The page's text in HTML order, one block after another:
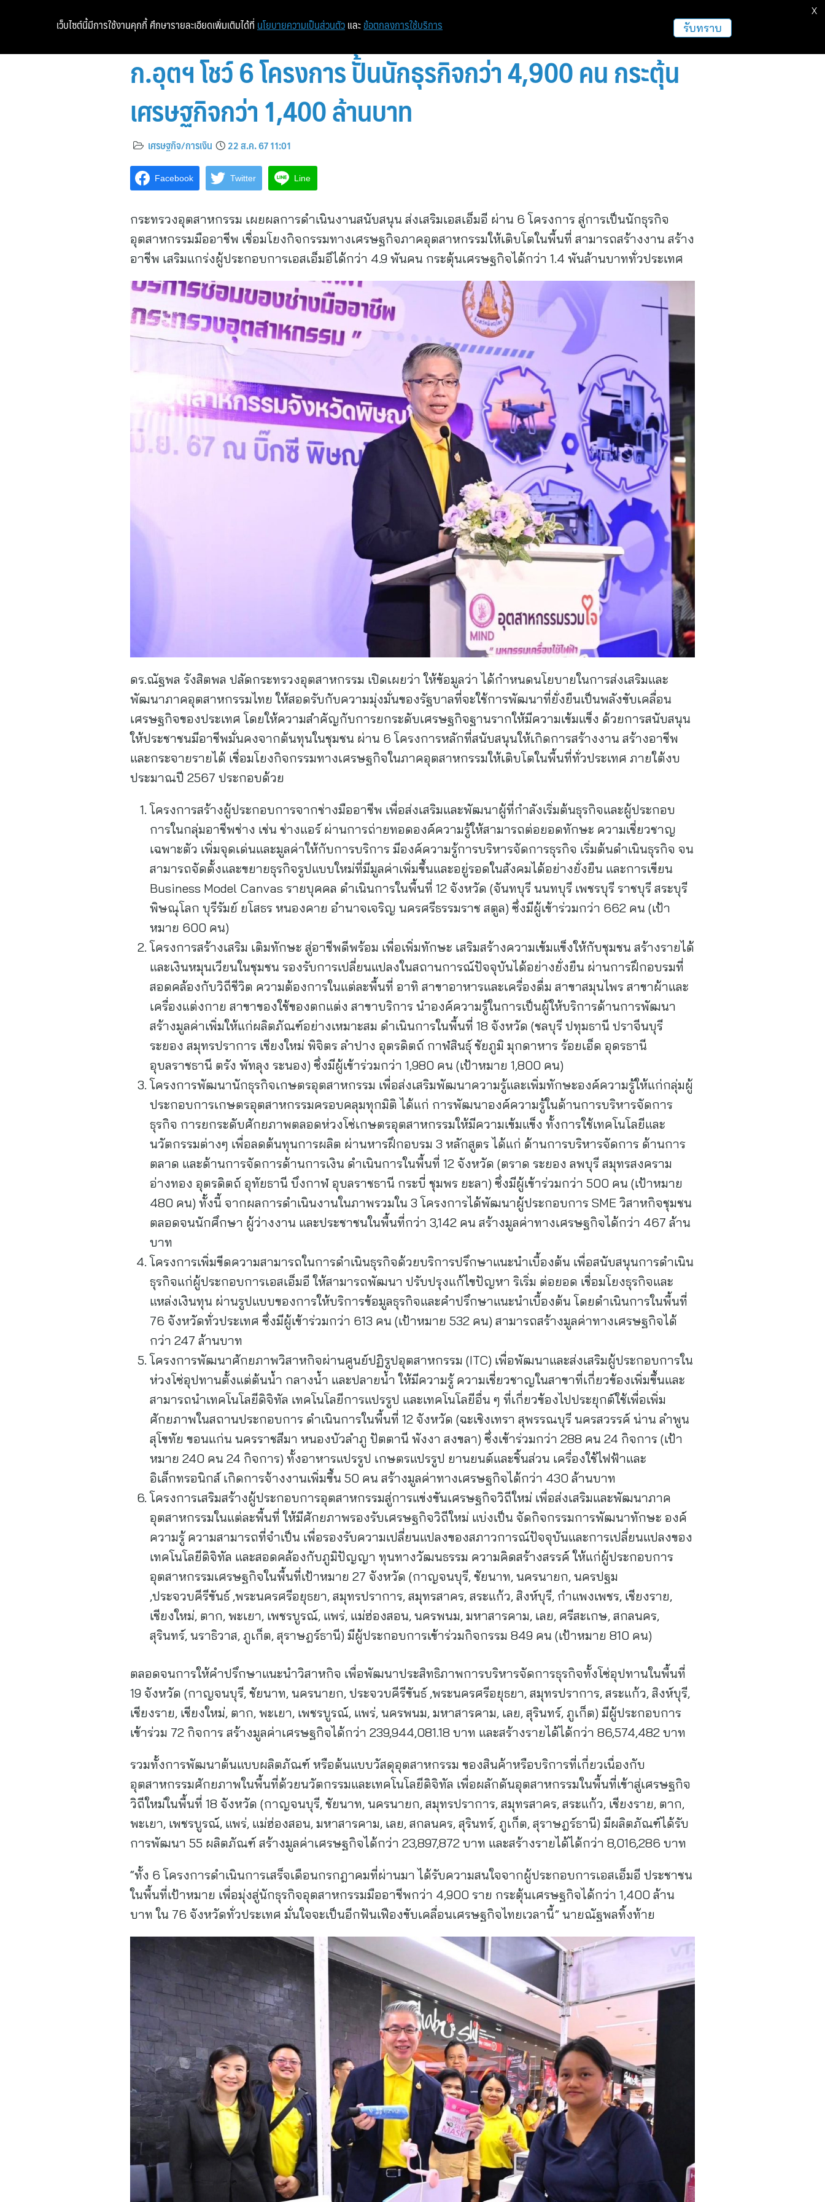
ก.อุตฯ โชว์ 6 โครงการ ปั้นนักธุรกิจกว่า 4,900 คน กระตุ้น
เศรษฐกิจกว่า 1,400 ล้านบาท
เศรษฐกิจ/การเงิน 22 ส.ค. 67 11:01
Facebook Twitter Line
กระทรวงอุตสาหกรรม เผยผลการดำเนินงานสนับสนุน ส่งเสริมเอสเอ็มอี ผ่าน 6 โครงการ สู่การเป็นนักธุรกิจ
อุตสาหกรรมมืออาชีพ เชื่อมโยงกิจกรรมทางเศรษฐกิจภาคอุตสาหกรรมให้เติบโตในพื้นที่ สามารถสร้างงาน สร้าง
อาชีพ เสริมแกร่งผู้ประกอบการเอสเอ็มอีได้กว่า 4.9 พันคน กระตุ้นเศรษฐกิจได้กว่า 1.4 พันล้านบาททั่วประเทศ
ดร.ณัฐพล รังสิตพล ปลัดกระทรวงอุตสาหกรรม เปิดเผยว่า ให้ข้อมูลว่า ได้กำหนดนโยบายในการส่งเสริมและ
พัฒนาภาคอุตสาหกรรมไทย ให้สอดรับกับความมุ่งมั่นของรัฐบาลที่จะใช้การพัฒนาที่ยั่งยืนเป็นพลังขับเคลื่อน
เศรษฐกิจของประเทศ โดยให้ความสำคัญกับการยกระดับเศรษฐกิจฐานรากให้มีความเข้มแข็ง ด้วยการสนับสนุน
ให้ประชาชนมีอาชีพมั่นคงจากต้นทุนในชุมชน ผ่าน 6 โครงการหลักที่สนับสนุนให้เกิดการสร้างงาน สร้างอาชีพ
และกระจายรายได้ เชื่อมโยงกิจกรรมทางเศรษฐกิจในภาคอุตสาหกรรมให้เติบโตในพื้นที่ทั่วประเทศ ภายใต้งบ
ประมาณปี 2567 ประกอบด้วย
โครงการสร้างผู้ประกอบการจากช่างมืออาชีพ เพื่อส่งเสริมและพัฒนาผู้ที่กำลังเริ่มต้นธุรกิจและผู้ประกอบ
การในกลุ่มอาชีพช่าง เช่น ช่างแอร์ ผ่านการถ่ายทอดองค์ความรู้ให้สามารถต่อยอดทักษะ ความเชี่ยวชาญ
เฉพาะตัว เพิ่มจุดเด่นและมูลค่าให้กับการบริการ มีองค์ความรู้การบริหารจัดการธุรกิจ เริ่มต้นดำเนินธุรกิจ จน
สามารถจัดตั้งและขยายธุรกิจรูปแบบใหม่ที่มีมูลค่าเพิ่มขึ้นและอยู่รอดในสังคมได้อย่างยั่งยืน และการเขียน
Business Model Canvas รายบุคคล ดำเนินการในพื้นที่ 12 จังหวัด (จันทบุรี นนทบุรี เพชรบุรี ราชบุรี สระบุรี
พิษณุโลก บุรีรัมย์ ยโสธร หนองคาย อำนาจเจริญ นครศรีธรรมราช สตูล) ซึ่งมีผู้เข้าร่วมกว่า 662 คน (เป้า
หมาย 600 คน)
โครงการสร้างเสริม เติมทักษะ สู่อาชีพดีพร้อม เพื่อเพิ่มทักษะ เสริมสร้างความเข้มแข็งให้กับชุมชน สร้างรายได้
และเงินหมุนเวียนในชุมชน รองรับการเปลี่ยนแปลงในสถานการณ์ปัจจุบันได้อย่างยั่งยืน ผ่านการฝึกอบรมที่
สอดคล้องกับวิถีชีวิต ความต้องการในแต่ละพื้นที่ อาทิ สาขาอาหารและเครื่องดื่ม สาขาสมุนไพร สาขาผ้าและ
เครื่องแต่งกาย สาขาของใช้ของตกแต่ง สาขาบริการ นำองค์ความรู้ในการเป็นผู้ให้บริการด้านการพัฒนา
สร้างมูลค่าเพิ่มให้แก่ผลิตภัณฑ์อย่างเหมาะสม ดำเนินการในพื้นที่ 18 จังหวัด (ชลบุรี ปทุมธานี ปราจีนบุรี
ระยอง สมุทรปราการ เชียงใหม่ พิจิตร ลำปาง อุตรดิตถ์ กาฬสินธุ์ ชัยภูมิ มุกดาหาร ร้อยเอ็ด อุดรธานี
อุบลราชธานี ตรัง พัทลุง ระนอง) ซึ่งมีผู้เข้าร่วมกว่า 1,980 คน (เป้าหมาย 1,800 คน)
โครงการพัฒนานักธุรกิจเกษตรอุตสาหกรรม เพื่อส่งเสริมพัฒนาความรู้และเพิ่มทักษะองค์ความรู้ให้แก่กลุ่มผู้
ประกอบการเกษตรอุตสาหกรรมครอบคลุมทุกมิติ ได้แก่ การพัฒนาองค์ความรู้ในด้านการบริหารจัดการ
ธุรกิจ การยกระดับศักยภาพตลอดห่วงโซ่เกษตรอุตสาหกรรมให้มีความเข้มแข็ง ทั้งการใช้เทคโนโลยีและ
นวัตกรรมต่างๆ เพื่อลดต้นทุนการผลิต ผ่านหารฝึกอบรม 3 หลักสูตร ได้แก่ ด้านการบริหารจัดการ ด้านการ
ตลาด และด้านการจัดการด้านการเงิน ดำเนินการในพื้นที่ 12 จังหวัด (ตราด ระยอง ลพบุรี สมุทรสงคราม
อ่างทอง อุตรดิตถ์ อุทัยธานี บึงกาฬ อุบลราชธานี กระบี่ ชุมพร ยะลา) ซึ่งมีผู้เข้าร่วมกว่า 500 คน (เป้าหมาย
480 คน) ทั้งนี้ จากผลการดำเนินงานในภาพรวมใน 3 โครงการได้พัฒนาผู้ประกอบการ SME วิสาหกิจชุมชน
ตลอดจนนักศึกษา ผู้ว่างงาน และประชาชนในพื้นที่กว่า 3,142 คน สร้างมูลค่าทางเศรษฐกิจได้กว่า 467 ล้าน
บาท
โครงการเพิ่มขีดความสามารถในการดำเนินธุรกิจด้วยบริการปรึกษาแนะนำเบื้องต้น เพื่อสนับสนุนการดำเนิน
ธุรกิจแก่ผู้ประกอบการเอสเอ็มอี ให้สามารถพัฒนา ปรับปรุงแก้ไขปัญหา ริเริ่ม ต่อยอด เชื่อมโยงธุรกิจและ
แหล่งเงินทุน ผ่านรูปแบบของการให้บริการข้อมูลธุรกิจและคำปรึกษาแนะนำเบื้องต้น โดยดำเนินการในพื้นที่
76 จังหวัดทั่วประเทศ ซึ่งมีผู้เข้าร่วมกว่า 613 คน (เป้าหมาย 532 คน) สามารถสร้างมูลค่าทางเศรษฐกิจได้
กว่า 247 ล้านบาท
โครงการพัฒนาศักยภาพวิสาหกิจผ่านศูนย์ปฏิรูปอุตสาหกรรม (ITC) เพื่อพัฒนาและส่งเสริมผู้ประกอบการใน
ห่วงโซ่อุปทานตั้งแต่ต้นน้ำ กลางน้ำ และปลายน้ำ ให้มีความรู้ ความเชี่ยวชาญในสาขาที่เกี่ยวข้องเพิ่มขึ้นและ
สามารถนำเทคโนโลยีดิจิทัล เทคโนโลยีการแปรรูป และเทคโนโลยีอื่น ๆ ที่เกี่ยวข้องไปประยุกต์ใช้เพื่อเพิ่ม
ศักยภาพในสถานประกอบการ ดำเนินการในพื้นที่ 12 จังหวัด (ฉะเชิงเทรา สุพรรณบุรี นครสวรรค์ น่าน ลำพูน
สุโขทัย ขอนแก่น นครราชสีมา หนองบัวลำภู ปัตตานี พังงา สงขลา) ซึ่งเข้าร่วมกว่า 288 คน 24 กิจการ (เป้า
หมาย 240 คน 24 กิจการ) ทั้งอาหารแปรรูป เกษตรแปรรูป ยานยนต์และชิ้นส่วน เครื่องใช้ไฟฟ้าและ
อิเล็กทรอนิกส์ เกิดการจ้างงานเพิ่มขึ้น 50 คน สร้างมูลค่าทางเศรษฐกิจได้กว่า 430 ล้านบาท
โครงการเสริมสร้างผู้ประกอบการอุตสาหกรรมสู่การแข่งขันเศรษฐกิจวิถีใหม่ เพื่อส่งเสริมและพัฒนาภาค
อุตสาหกรรมในแต่ละพื้นที่ ให้มีศักยภาพรองรับเศรษฐกิจวิถีใหม่ แบ่งเป็น จัดกิจกรรมการพัฒนาทักษะ องค์
ความรู้ ความสามารถที่จำเป็น เพื่อรองรับความเปลี่ยนแปลงของสภาวการณ์ปัจจุบันและการเปลี่ยนแปลงของ
เทคโนโลยีดิจิทัล และสอดคล้องกับภูมิปัญญา ทุนทางวัฒนธรรม ความคิดสร้างสรรค์ ให้แก่ผู้ประกอบการ
อุตสาหกรรมเศรษฐกิจในพื้นที่เป้าหมาย 27 จังหวัด (กาญจนบุรี, ชัยนาท, นครนายก, นครปฐม
,ประจวบคีรีขันธ์ ,พระนครศรีอยุธยา, สมุทรปราการ, สมุทรสาคร, สระแก้ว, สิงห์บุรี, กำแพงเพชร, เชียงราย,
เชียงใหม่, ตาก, พะเยา, เพชรบูรณ์, แพร่, แม่ฮ่องสอน, นครพนม, มหาสารคาม, เลย, ศรีสะเกษ, สกลนคร,
สุรินทร์, นราธิวาส, ภูเก็ต, สุราษฎร์ธานี) มีผู้ประกอบการเข้าร่วมกิจกรรม 849 คน (เป้าหมาย 810 คน)
ตลอดจนการให้คำปรึกษาแนะนำวิสาหกิจ เพื่อพัฒนาประสิทธิภาพการบริหารจัดการธุรกิจทั้งโซ่อุปทานในพื้นที่
19 จังหวัด (กาญจนบุรี, ชัยนาท, นครนายก, ประจวบคีรีขันธ์ ,พระนครศรีอยุธยา, สมุทรปราการ, สระแก้ว, สิงห์บุรี,
เชียงราย, เชียงใหม่, ตาก, พะเยา, เพชรบูรณ์, แพร่, นครพนม, มหาสารคาม, เลย, สุรินทร์, ภูเก็ต) มีผู้ประกอบการ
เข้าร่วม 72 กิจการ สร้างมูลค่าเศรษฐกิจได้กว่า 239,944,081.18 บาท และสร้างรายได้ได้กว่า 86,574,482 บาท
รวมทั้งการพัฒนาต้นแบบผลิตภัณฑ์ หรือต้นแบบวัสดุอุตสาหกรรม ของสินค้าหรือบริการที่เกี่ยวเนื่องกับ
อุตสาหกรรมศักยภาพในพื้นที่ด้วยนวัตกรรมและเทคโนโลยีดิจิทัล เพื่อผลักดันอุตสาหกรรมในพื้นที่เข้าสู่เศรษฐกิจ
วิถีใหม่ในพื้นที่ 18 จังหวัด (กาญจนบุรี, ชัยนาท, นครนายก, สมุทรปราการ, สมุทรสาคร, สระแก้ว, เชียงราย, ตาก,
พะเยา, เพชรบูรณ์, แพร่, แม่ฮ่องสอน, มหาสารคาม, เลย, สกลนคร, สุรินทร์, ภูเก็ต, สุราษฎร์ธานี) มีผลิตภัณฑ์ได้รับ
การพัฒนา 55 ผลิตภัณฑ์ สร้างมูลค่าเศรษฐกิจได้กว่า 23,897,872 บาท และสร้างรายได้ได้กว่า 8,016,286 บาท
“ทั้ง 6 โครงการดำเนินการเสร็จเดือนกรกฎาคมที่ผ่านมา ได้รับความสนใจจากผู้ประกอบการเอสเอ็มอี ประชาชน
ในพื้นที่เป้าหมาย เพื่อมุ่งสู่นักธุรกิจอุตสาหกรรมมืออาชีพกว่า 4,900 ราย กระตุ้นเศรษฐกิจได้กว่า 1,400 ล้าน
บาท ใน 76 จังหวัดทั่วประเทศ มั่นใจจะเป็นอีกฟันเฟืองขับเคลื่อนเศรษฐกิจไทยเวลานี้” นายณัฐพลทิ้งท้าย
เว็บไซต์นี้มีการใช้งานคุกกี้ ศึกษารายละเอียดเพิ่มเติมได้ที่ นโยบายความเป็นส่วนตัว และ ข้อตกลงการใช้บริการ รับทราบ
X